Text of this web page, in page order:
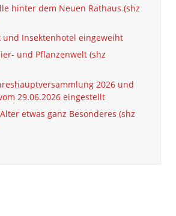
hinter dem Neuen Rathaus (shz
und Insektenhotel eingeweiht
und Pflanzenwelt (shz
2026 und
29.06.2026 eingestellt
etwas ganz Besonderes (shz